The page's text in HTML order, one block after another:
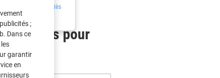
Inscrivez-vous dès
pour
;
Dans ce
garantir
en